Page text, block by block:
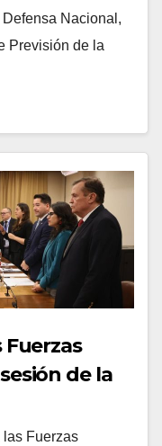
Nacional,
Previsión de la
de la
Sistema de
las Fuerzas